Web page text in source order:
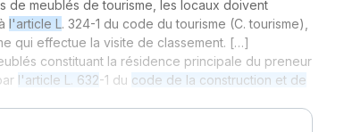
de meublés de tourisme, les locaux doivent
l'article L . 324-1 du code du tourisme (C. tourisme),
qui effectue la visite de classement. […]
constituant la résidence principale du preneur
l'article L. 632-1 du code de la construction et de